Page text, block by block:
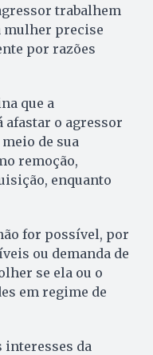
trabalhem
mulher precise
por razões
que a
o agressor
de sua
remoção,
enquanto
for possível, por
ou demanda de
se ela ou o
em regime de
interesses da